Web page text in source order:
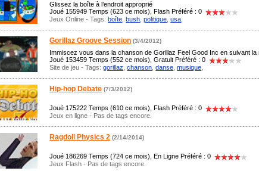
Glissez la boîte à l’endroit approprié
Joué 155949 Temps (623 ce mois), Flash Préféré : 0
Jeux Online - Tags:boîte ,bush ,politique ,usa
Gorillaz Groove Session (3/4/2012)
Immiscez vous dans la chanson de Gorillaz Feel Good Inc en suivant la
Joué 153459 Temps (552 ce mois), Gratuit Préféré : 0
Site de jeu - Tags:gorillaz ,chanson ,danse ,musique
Hip-hop Debate (7/3/2012)
Joué 175222 Temps (610 ce mois), Flash Préféré : 0
Jeux en ligne - Pas de tags encore.
Ragdoll Physics 2 (2/14/2014)
Joué 186269 Temps (724 ce mois), En Ligne Préféré : 0
Jeux Flash - Pas de tags encore.